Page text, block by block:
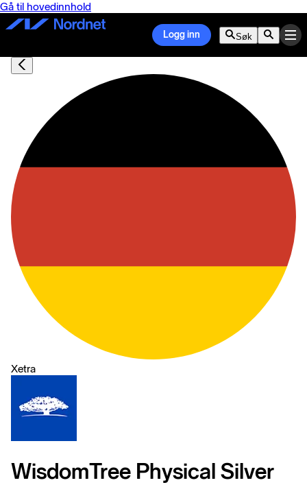
Gå til hovedinnhold
Logg inn Søk
Xetra
WisdomTree Physical Silver